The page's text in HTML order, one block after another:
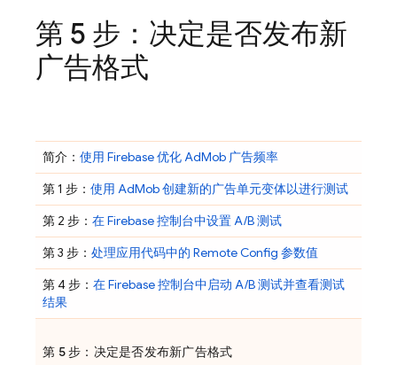
第 5 步：决定是否发布新
广告格式
简介： 使用 Firebase 优化AdMob 广告频率
第 1 步： 使用 AdMob创建新的广告单元变体以进行测试
第 2 步： 在Firebase控制台中设置 A/B 测试
第 3 步： 处理应用代码中的 Remote Config 参数值
第 4 步： 在Firebase控制台中启动 A/B 测试并查看测试
结果
第 5 步：决定是否发布新广告格式